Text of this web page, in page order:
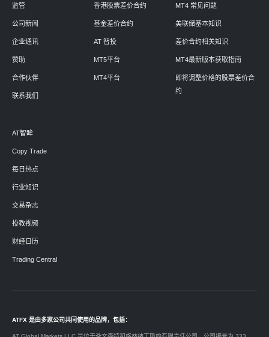
监管
公司新闻
企业通讯
赞助
合作伙伴
联系我们
香港股票差价合约
基金差价合约
AT 智投
MT5平台
MT4平台
MT4 常见问题
美联储基本知识
差价合约相关知识
MT4最新版本获取指南
即将调整价格的股票差价合
约
AT智眸
Copy Trade
每日热点
行业知识
交易杂志
投教视频
财经日历
Trading Central
ATFX 是由多家公司共同使用的品牌，包括：